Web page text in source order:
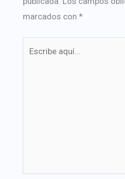
marcados con *